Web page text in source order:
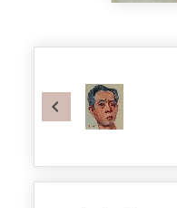
Previous